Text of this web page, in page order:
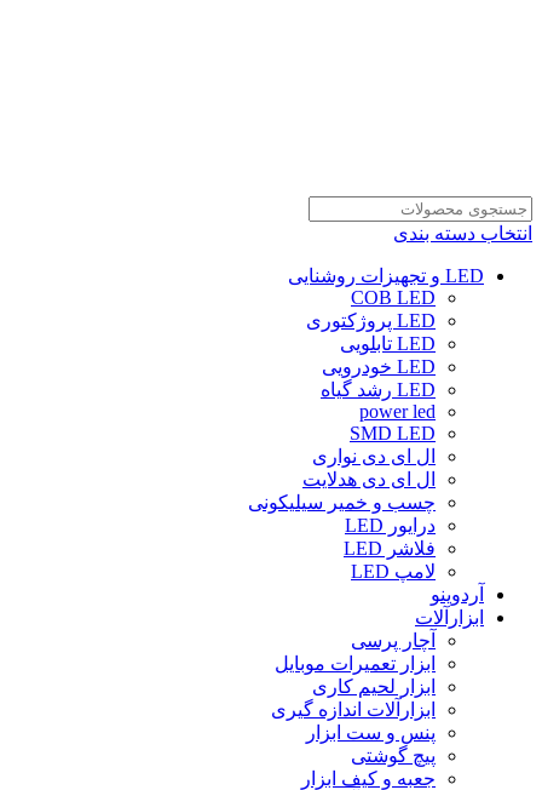
انتخاب دسته بندی
LED و تجهیزات روشنایی
COB LED
LED پروژکتوری
LED تابلویی
LED خودرویی
LED رشد گیاه
power led
SMD LED
ال ای دی نواری
ال ای دی هدلایت
چسب و خمیر سیلیکونی
درایور LED
فلاشر LED
لامپ LED
آردوینو
ابزارآلات
آچار پرسی
ابزار تعمیرات موبایل
ابزار لحیم کاری
ابزارآلات اندازه گیری
پنس و ست ابزار
پیچ گوشتی
جعبه و کیف ابزار